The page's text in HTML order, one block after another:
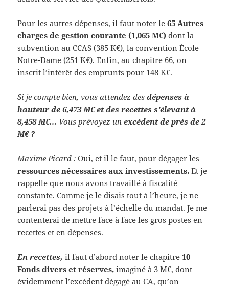
Pour les autres dépenses, il faut noter le65 Autres
charges de gestion courante (1,065 M€) dont la
subvention au CCAS (385 K€), la convention École
Notre-Dame (251 K€). Enfin, au chapitre 66, on
inscrit l’intérêt des emprunts pour 148 K€.
Si je compte bien, vous attendez desdépenses à
hauteur de 6,473 M€ et des recettes s’élevant à
8,458 M€… Vous prévoyez unexcédent de près de 2
M€ ?
Maxime Picard : Oui, et il le faut, pour dégager les
ressources nécessaires aux investissements.Et je
rappelle que nous avons travaillé à fiscalité
constante. Comme je le disais tout à l’heure, je ne
parlerai pas des projets à l’échelle du mandat. Je me
contenterai de mettre face à face les gros postes en
recettes et en dépenses.
En recettes,il faut d’abord noter le chapitre10
Fonds divers et réserves,imaginé à 3 M€, dont
évidemment l’excédent dégagé au CA, qu’on